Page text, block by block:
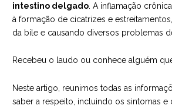
intestino delgado . A inflamação
à formação de cicatrizes e
da bile e causando diversos problemas
Recebeu o laudo ou conhece alguém
Neste artigo, reunimos todas as
saber a respeito, incluindo os sintomas